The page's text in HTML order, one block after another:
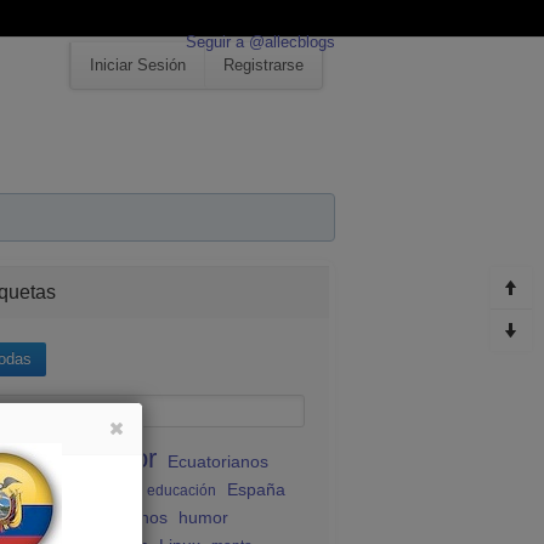
Seguir a @allecblogs
Iniciar Sesión
Registrarse
Ecuador Ecuatorianos
en España educación
España
ecuatorianos
humor